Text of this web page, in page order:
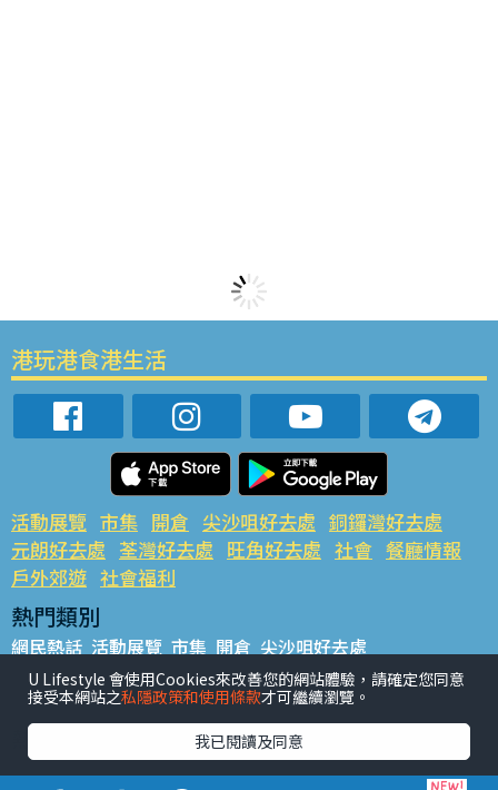
港玩港食港生活
活動展覽 市集 開倉 尖沙咀好去處 銅鑼灣好去處
元朗好去處 荃灣好去處 旺角好去處 社會 餐廳情報
戶外郊遊 社會福利
熱門類別
網民熱話 活動展覽 市集 開倉 尖沙咀好去處
銅鑼灣好去處 元朗好去處 荃灣好去處 旺角好去處 社會
餐廳情報 戶外郊遊
熱門標籤
#UGO搵好去處 #人氣活動推介 #美食社群熱話
U Lifestyle 會使用Cookies來改善您的網站體驗，請確定您同意
接受本網站之私隱政策和使用條款才可繼續瀏覽。
我已閱讀及同意